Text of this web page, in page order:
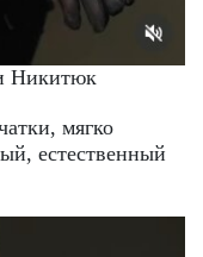
Никитюк
мягко
естественный